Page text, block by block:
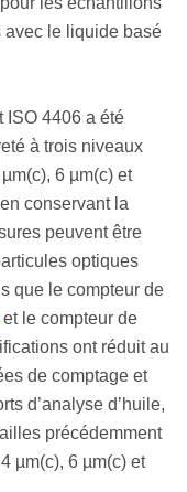
avec le liquide basé
ISO 4406 a été
à trois niveaux
6 µm(c) et
conservant la
peuvent être
optiques
que le compteur de
et le compteur de
ont réduit au
de comptage et
d’analyse d’huile,
précédemment
µm(c), 6 µm(c) et